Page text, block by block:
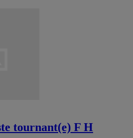
tournant(e) F H